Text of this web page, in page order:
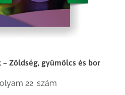
Zöldség, gyümölcs és bor
22. szám